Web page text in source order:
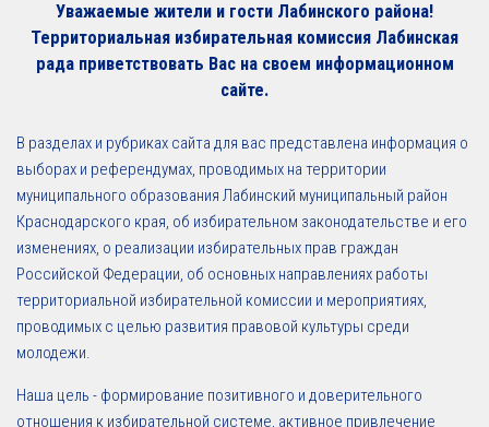
Уважаемые жители и гости Лабинского района!
Территориальная избирательная комиссия Лабинская
рада приветствовать Вас на своем информационном
сайте.
В разделах и рубриках сайта для вас представлена информация о
выборах и референдумах, проводимых на территории
муниципального образования Лабинский муниципальный район
Краснодарского края, об избирательном законодательстве и его
изменениях, о реализации избирательных прав граждан
Российской Федерации, об основных направлениях работы
территориальной избирательной комиссии и мероприятиях,
проводимых с целью развития правовой культуры среди
молодежи.
Наша цель - формирование позитивного и доверительного
отношения к избирательной системе, активное привлечение